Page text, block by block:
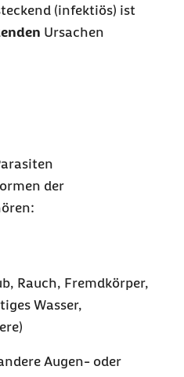
(infektiös) ist
Ursachen
der
Rauch, Fremdkörper,
Wasser,
Augen- oder